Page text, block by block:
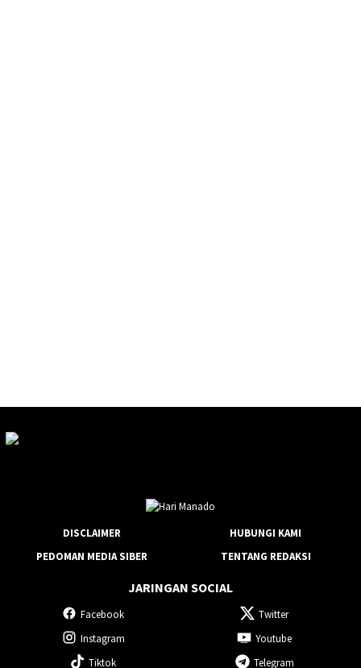
DISCLAIMER
HUBUNGI KAMI
PEDOMAN MEDIA SIBER
TENTANG REDAKSI
JARINGAN SOCIAL
Facebook
Twitter
Instagram
Youtube
Tiktok
Telegram